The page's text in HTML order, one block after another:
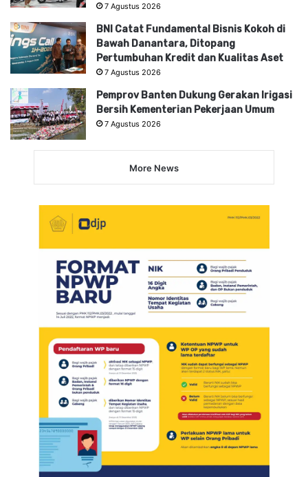
7 Agustus 2026
BNI Catat Fundamental Bisnis Kokoh di
Bawah Danantara, Ditopang
Pertumbuhan Kredit dan Kualitas Aset
7 Agustus 2026
Pemprov Banten Dukung Gerakan Irigasi
Bersih Kementerian Pekerjaan Umum
7 Agustus 2026
More News